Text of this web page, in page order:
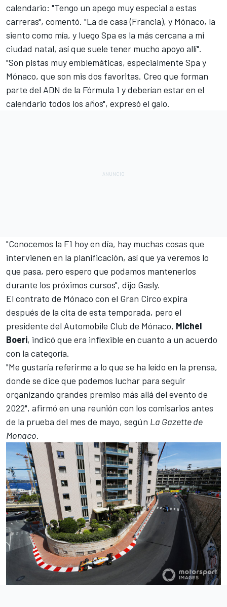
calendario: "Tengo un apego muy especial a estas
carreras", comentó. "La de casa (Francia), y Mónaco, la
siento como mía, y luego Spa es la más cercana a mi
ciudad natal, así que suele tener mucho apoyo allí".
"Son pistas muy emblemáticas, especialmente Spa y
Mónaco, que son mis dos favoritas. Creo que forman
parte del ADN de la Fórmula 1 y deberían estar en el
calendario todos los años", expresó el galo.
"Conocemos la F1 hoy en día, hay muchas cosas que
intervienen en la planificación, así que ya veremos lo
que pasa, pero espero que podamos mantenerlos
durante los próximos cursos", dijo Gasly.
El contrato de Mónaco con el Gran Circo expira
después de la cita de esta temporada, pero el
presidente del Automobile Club de Mónaco, Michel
Boeri, indicó que era inflexible en cuanto a un acuerdo
con la categoría.
"Me gustaría referirme a lo que se ha leído en la prensa,
donde se dice que podemos luchar para seguir
organizando grandes premiso más allá del evento de
2022", afirmó en una reunión con los comisarios antes
de la prueba del mes de mayo, según La Gazette de
Monaco.